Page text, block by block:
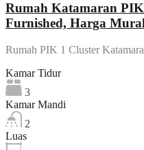
Rumah Katamaran
Furnished, Harga
Rumah PIK 1 Cluster
Kamar Tidur
3
Kamar Mandi
2
Luas